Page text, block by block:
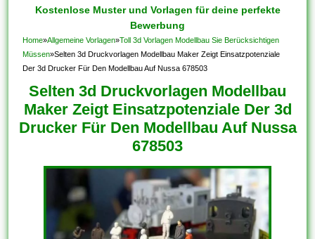
Kostenlose Muster und Vorlagen für deine perfekte
Bewerbung
Home»Allgemeine Vorlagen»Toll 3d Vorlagen Modellbau Sie Berücksichtigen
Müssen»Selten 3d Druckvorlagen Modellbau Maker Zeigt Einsatzpotenziale
Der 3d Drucker Für Den Modellbau Auf Nussa 678503
Selten 3d Druckvorlagen Modellbau
Maker Zeigt Einsatzpotenziale Der 3d
Drucker Für Den Modellbau Auf Nussa
678503